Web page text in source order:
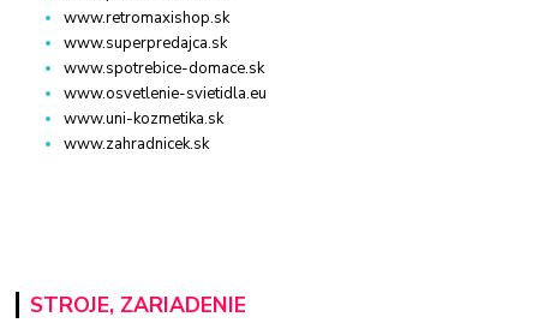
www.retromaxishop.sk
www.superpredajca.sk
www.spotrebice-domace.sk
www.osvetlenie-svietidla.eu
www.uni-kozmetika.sk
www.zahradnicek.sk
STROJE, ZARIADENIE